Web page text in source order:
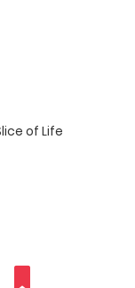
of Life